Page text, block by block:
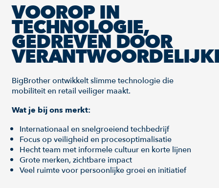
VOOROP IN
TECHNOLOGIE,
GEDREVEN DOOR
BigBrother ontwikkelt slimme technologie die
mobiliteit en retail veiliger maakt.
Wat je bij ons merkt:
Internationaal en snelgroeiend techbedrijf
Focus op veiligheid en procesoptimalisatie
Hecht team met informele cultuur en korte lijnen
Grote merken, zichtbare impact
Veel ruimte voor persoonlijke groei en initiatief